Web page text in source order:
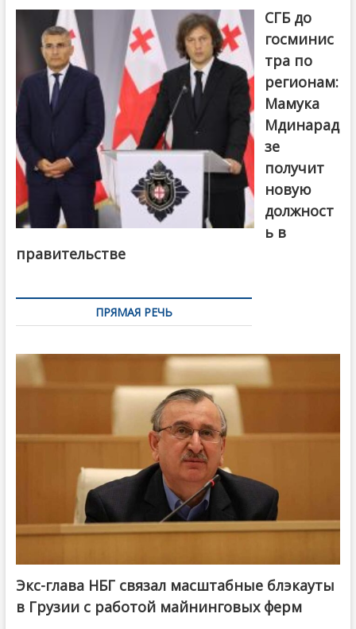
СГБ до
госминис
тра по
регионам:
Мамука
Мдинарад
зе
получит
новую
должност
ь в
правительстве
ПРЯМАЯ РЕЧЬ
Экс-глава НБГ связал масштабные блэкауты
в Грузии с работой майнинговых ферм